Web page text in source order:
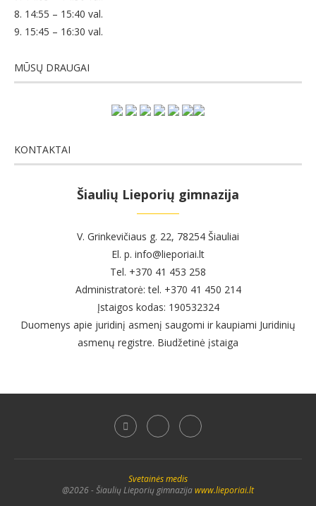
8. 14:55 – 15:40 val.
9. 15:45 – 16:30 val.
MŪSŲ DRAUGAI
KONTAKTAI
Šiaulių Lieporių gimnazija
V. Grinkevičiaus g. 22, 78254 Šiauliai
El. p. info@lieporiai.lt
Tel. +370 41 453 258
Administratorė: tel. +370 41 450 214
Įstaigos kodas: 190532324
Duomenys apie juridinį asmenį saugomi ir kaupiami Juridinių
asmenų registre. Biudžetinė įstaiga
Svetainės medis
@2026 - Šiaulių Lieporių gimnazijawww.lieporiai.lt